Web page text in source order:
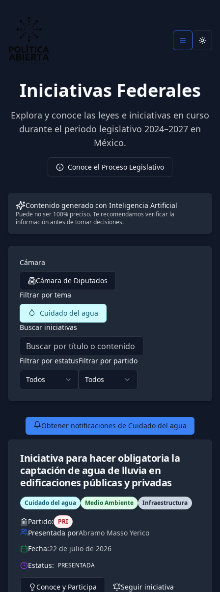
Iniciativas Federales
Explora y conoce las leyes e iniciativas en curso
durante el periodo legislativo 2024–2027 en
México.
Conoce el Proceso Legislativo
Contenido generado con Inteligencia Artificial
Puede no ser 100% preciso. Te recomendamos verificar la
información antes de tomar decisiones.
Cámara
Cámara de Diputados
Filtrar por tema
Cuidado del agua
Buscar iniciativas
Filtrar por estatus
Todos
Filtrar por partido
Todos
Obtener notificaciones de Cuidado del agua
Iniciativa para hacer obligatoria la
captación de agua de lluvia en
edificaciones públicas y privadas
Cuidado del agua Medio Ambiente Infraestructura
Partido: PRI
Presentada porAbramo Masso Yerico
Fecha:22 de julio de 2026
Estatus: PRESENTADA
Conoce y Participa Seguir iniciativa